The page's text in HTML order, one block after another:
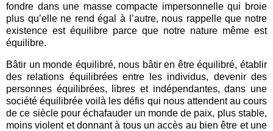
fondre dans une masse compacte impersonnelle qui broie
plus qu’elle ne rend égal à l’autre, nous rappelle que notre
existence est équilibre parce que notre nature même est
équilibre.
Bâtir un monde équilibré, nous bâtir en être équilibré, établir
des relations équilibrées entre les individus, devenir des
personnes équilibrées, libres et indépendantes, dans une
société équilibrée voilà les défis qui nous attendent au cours
de ce siècle pour échafauder un monde de paix, plus stable,
moins violent et donnant à tous un accès au bien être et une